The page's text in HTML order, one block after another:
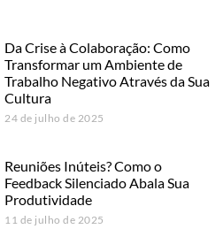
Da Crise à Colaboração: Como
Transformar um Ambiente de
Trabalho Negativo Através da Sua
Cultura
24 de julho de 2025
Reuniões Inúteis? Como o
Feedback Silenciado Abala Sua
Produtividade
11 de julho de 2025